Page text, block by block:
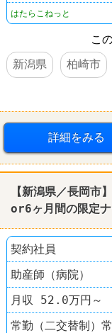
はたらこねっと
こ
新潟県
柏崎市
詳細をみる
【新潟県／長岡市
or6ヶ月間の限定ナ
契約社員
助産師（病院）
月収 52.0万円～
常勤（二交替制）